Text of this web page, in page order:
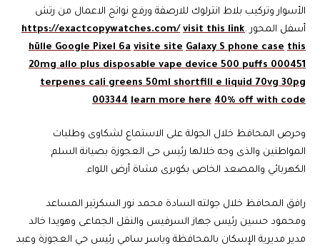
الأسوار وتركيب بلاط انترلوك للارصفة ورفع نواتج الاعمال من رتش
أسفل المحور .
https://exactcopywatches.com/ visit this link
hülle Google Pixel 6a visite site Galaxy S phone case this
20mg allo plus disposable vape device 500 puffs 000451
terpenes cali greens 50ml shortfill e liquid 70vg 30pg
003344 learn more here 40% off with code
وحرص المحافظ خلال الجولة على الاستماع لشكاوى وطلبات
المواطنين والذى وجه خلالها رئيس حى العجوزة بصيانة السلم
الكهربائي والمصعد الخاص بكوبرى مشاة أرض اللواء.
رافق المحافظ خلال جولته السادة محمد نور السكرتير المساعد
ومحمود حسين رئيس جهاز السرفيس والنقل الجماعى وهويدا خالد
مدير مديرية الإسكان بالمحافظة وياسر سامي رئيس حي العجوزة وعبد